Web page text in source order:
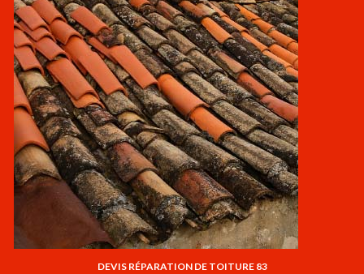
DEVIS RÉPARATION DE TOITURE 83